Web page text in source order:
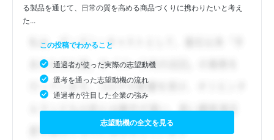
る製品を通じて、日常の質を高める商品づくりに携わりたいと考え
た...
この投稿でわかること
通過者が使った実際の志望動機
選考を通った志望動機の流れ
通過者が注目した企業の強み
志望動機の全文を見る